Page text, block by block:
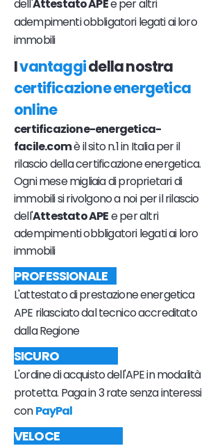
dell'Attestato APEe per altri
adempimenti obbligatori legati ai loro
immobili
Ivantaggidella nostra
certificazione energetica
online
certificazione-energetica-
facile.comè il sito n.1 in Italia per il
rilascio della certificazione energetica.
Ogni mese migliaia di proprietari di
immobili si rivolgono a noi per il rilascio
dell'Attestato APEe per altri
adempimenti obbligatori legati ai loro
immobili
PROFESSIONALE
L'attestato di prestazione energetica
APE rilasciato dal tecnico accreditato
dalla Regione
SICURO
L'ordine di acquisto dell'APE in modalità
protetta. Paga in 3 rate senza interessi
conPayPal
VELOCE